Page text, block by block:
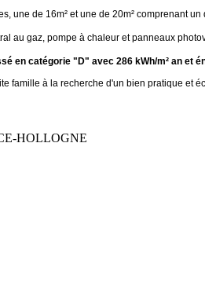
une de 16m² et une de 20m² comprenant
au gaz, pompe à chaleur et panneaux
en catégorie "D" avec 286 kWh/m² an et
famille à la recherche d'un bien pratique et
HOLLOGNE